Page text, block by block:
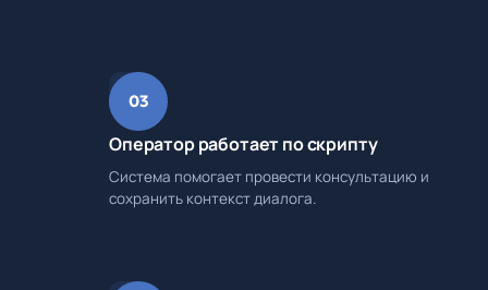
03
Оператор работает по скрипту
Система помогает провести консультацию и
сохранить контекст диалога.